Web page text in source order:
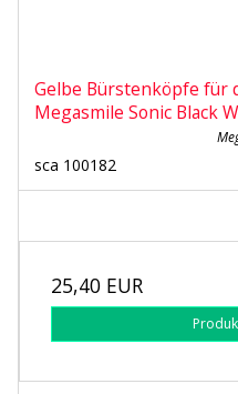
Gelbe Bürstenköpfe für
Megasmile Sonic Black
sca 100182
25,40 EUR